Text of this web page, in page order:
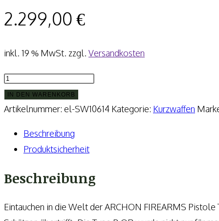
2.299,00 €
inkl. 19 % MwSt. zzgl. Versandkosten
ARCHON
FIREARMS
-
inkl.
Aimpoint
ACRO
IN DEN WARENKORB
Artikelnummer: el-SW10614 Kategorie: Kurzwaffen
Beschreibung
Produktsicherheit
Beschreibung
Eintauchen in die Welt der ARCHON FIREARMS